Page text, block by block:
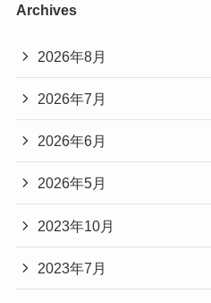
Archives
2026年8月
2026年7月
2026年6月
2026年5月
2023年10月
2023年7月